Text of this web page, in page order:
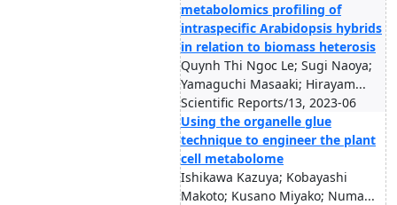
metabolomics profiling of
intraspecific Arabidopsis hybrids
in relation to biomass heterosis
Quynh Thi Ngoc Le; Sugi Naoya;
Yamaguchi Masaaki; Hirayam...
Scientific Reports/13, 2023-06
Using the organelle glue
technique to engineer the plant
cell metabolome
Ishikawa Kazuya; Kobayashi
Makoto; Kusano Miyako; Numa...